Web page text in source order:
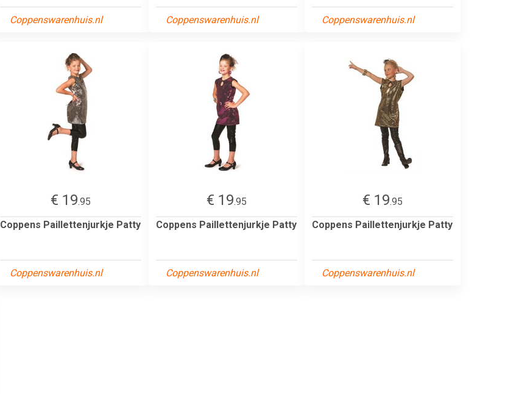
Coppenswarenhuis.nl Coppenswarenhuis.nl Coppenswarenhuis.nl
€ 19.95
Coppens Paillettenjurkje Patty
Coppenswarenhuis.nl
€ 19.95
Coppens Paillettenjurkje Patty
Coppenswarenhuis.nl
€ 19.95
Coppens Paillettenjurkje Patty
Coppenswarenhuis.nl